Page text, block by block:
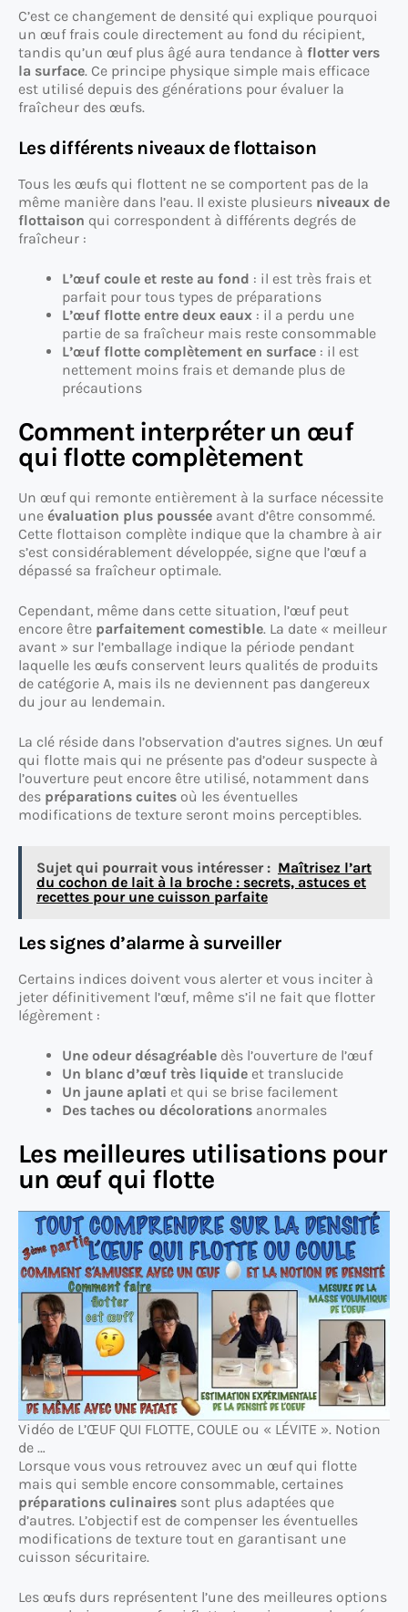
C’est ce changement de densité qui explique pourquoi
un œuf frais coule directement au fond du récipient,
tandis qu’un œuf plus âgé aura tendance à flotter vers
la surface. Ce principe physique simple mais efficace
est utilisé depuis des générations pour évaluer la
fraîcheur des œufs.
Les différents niveaux de flottaison
Tous les œufs qui flottent ne se comportent pas de la
même manière dans l’eau. Il existe plusieurs niveaux de
flottaison qui correspondent à différents degrés de
fraîcheur :
L’œuf coule et reste au fond : il est très frais et
parfait pour tous types de préparations
L’œuf flotte entre deux eaux : il a perdu une
partie de sa fraîcheur mais reste consommable
L’œuf flotte complètement en surface : il est
nettement moins frais et demande plus de
précautions
Comment interpréter un œuf
qui flotte complètement
Un œuf qui remonte entièrement à la surface nécessite
une évaluation plus poussée avant d’être consommé.
Cette flottaison complète indique que la chambre à air
s’est considérablement développée, signe que l’œuf a
dépassé sa fraîcheur optimale.
Cependant, même dans cette situation, l’œuf peut
encore être parfaitement comestible. La date « meilleur
avant » sur l’emballage indique la période pendant
laquelle les œufs conservent leurs qualités de produits
de catégorie A, mais ils ne deviennent pas dangereux
du jour au lendemain.
La clé réside dans l’observation d’autres signes. Un œuf
qui flotte mais qui ne présente pas d’odeur suspecte à
l’ouverture peut encore être utilisé, notamment dans
des préparations cuites où les éventuelles
modifications de texture seront moins perceptibles.
Sujet qui pourrait vous intéresser : Maîtrisez l’art
du cochon de lait à la broche : secrets, astuces et
recettes pour une cuisson parfaite
Les signes d’alarme à surveiller
Certains indices doivent vous alerter et vous inciter à
jeter définitivement l’œuf, même s’il ne fait que flotter
légèrement :
Une odeur désagréable dès l’ouverture de l’œuf
Un blanc d’œuf très liquide et translucide
Un jaune aplati et qui se brise facilement
Des taches ou décolorations anormales
Les meilleures utilisations pour
un œuf qui flotte
Vidéo de L’ŒUF QUI FLOTTE, COULE ou « LÉVITE ». Notion
de …
Lorsque vous vous retrouvez avec un œuf qui flotte
mais qui semble encore consommable, certaines
préparations culinaires sont plus adaptées que
d’autres. L’objectif est de compenser les éventuelles
modifications de texture tout en garantisant une
cuisson sécuritaire.
Les œufs durs représentent l’une des meilleures options